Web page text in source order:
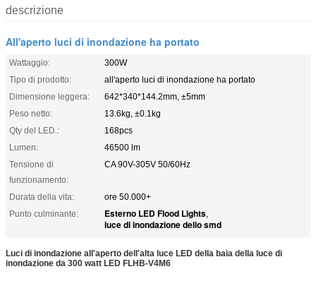
descrizione
All'aperto luci di inondazione ha portato
Wattaggio:
300W
Tipo di prodotto:
all'aperto luci di inondazione ha portato
Dimensione leggera:
642*340*144.2mm, ±5mm
Peso netto:
13.6kg, ±0.1kg
Qty del LED.:
168pcs
Lumen:
46500 lm
Tensione di
funzionamento:
CA 90V-305V 50/60Hz
Durata della vita:
ore 50.000+
Punto culminante:
Esterno LED Flood Lights,
luce di inondazione dello smd
Luci di inondazione all'aperto dell'alta luce LED della baia della luce di
inondazione da 300 watt LED FLHB-V4M6